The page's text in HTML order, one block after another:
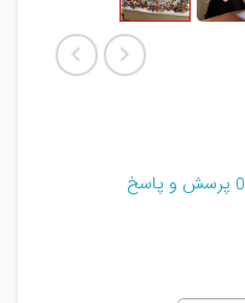
0 پرسش و پاسخ